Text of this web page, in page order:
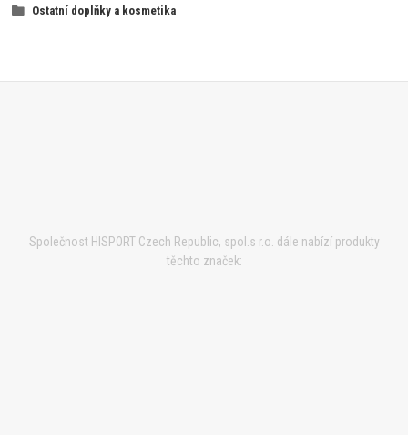
Ostatní doplňky a kosmetika
Společnost HISPORT Czech Republic, spol.s r.o. dále nabízí produkty
těchto značek: